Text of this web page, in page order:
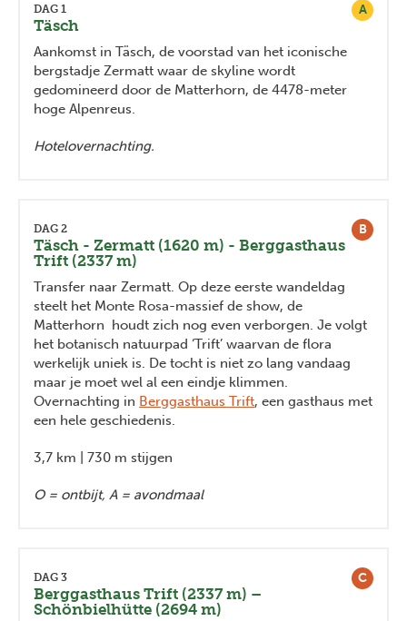
A
DAG 1
Täsch
Aankomst in Täsch, de voorstad van het iconische
bergstadje Zermatt waar de skyline wordt
gedomineerd door de Matterhorn, de 4478-meter
hoge Alpenreus.
Hotelovernachting.
B
DAG 2
Täsch - Zermatt (1620 m) - Berggasthaus
Trift (2337 m)
Transfer naar Zermatt. Op deze eerste wandeldag
steelt het Monte Rosa-massief de show, de
Matterhorn houdt zich nog even verborgen. Je volgt
het botanisch natuurpad ‘Trift’ waarvan de flora
werkelijk uniek is. De tocht is niet zo lang vandaag
maar je moet wel al een eindje klimmen.
Overnachting in Berggasthaus Trift, een gasthaus met
een hele geschiedenis.
3,7 km | 730 m stijgen
O = ontbijt, A = avondmaal
C
DAG 3
Berggasthaus Trift (2337 m) –
Schönbielhütte (2694 m)